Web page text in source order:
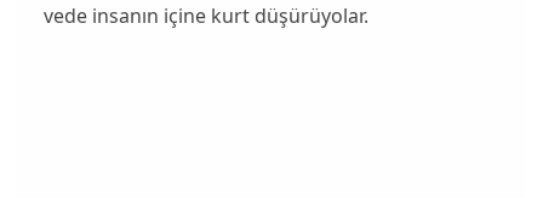
vede insanın içine kurt düşürüyolar.